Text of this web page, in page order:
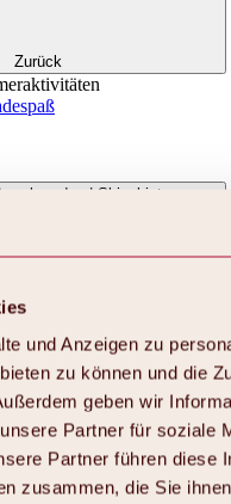
und Anzeigen zu
zu können und die
geben wir
Partner für soziale
Partner führen diese
zusammen, die Sie
Zurück
| Skigebiete